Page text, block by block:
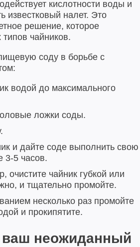
кислотности воды и
известковый налет. Это
решение, которое
чайников.
соду в борьбе с
водой до максимального
ложки соды.
и дайте соде выполнить свою
3-5 часов.
очистите чайник губкой или
и тщательно промойте.
несколько раз промойте
и прокипятите.
ваш неожиданный